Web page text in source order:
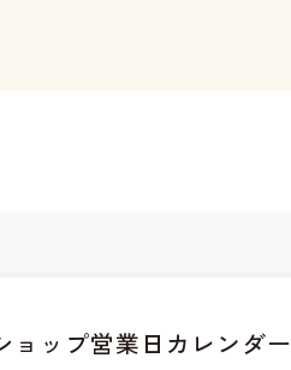
ョップ営業日カレンダー